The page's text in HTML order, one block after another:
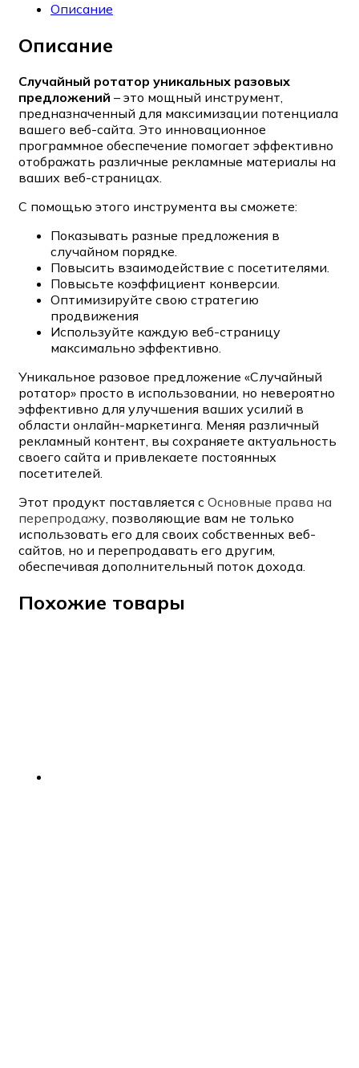
Описание
Описание
Случайный ротатор уникальных разовых
предложений – это мощный инструмент,
предназначенный для максимизации потенциала
вашего веб-сайта. Это инновационное
программное обеспечение помогает эффективно
отображать различные рекламные материалы на
ваших веб-страницах.
С помощью этого инструмента вы сможете:
Показывать разные предложения в
случайном порядке.
Повысить взаимодействие с посетителями.
Повысьте коэффициент конверсии.
Оптимизируйте свою стратегию
продвижения
Используйте каждую веб-страницу
максимально эффективно.
Уникальное разовое предложение «Случайный
ротатор» просто в использовании, но невероятно
эффективно для улучшения ваших усилий в
области онлайн-маркетинга. Меняя различный
рекламный контент, вы сохраняете актуальность
своего сайта и привлекаете постоянных
посетителей.
Этот продукт поставляется с Основные права на
перепродажу , позволяющие вам не только
использовать его для своих собственных веб-
сайтов, но и перепродавать его другим,
обеспечивая дополнительный поток дохода.
Похожие товары